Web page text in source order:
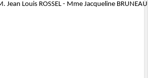
Jean Louis ROSSEL - Mme Jacqueline BRUNEAU